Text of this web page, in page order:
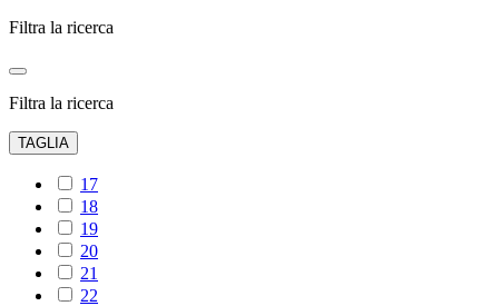
Filtra la ricerca
Filtra la ricerca
TAGLIA
17
18
19
20
21
22